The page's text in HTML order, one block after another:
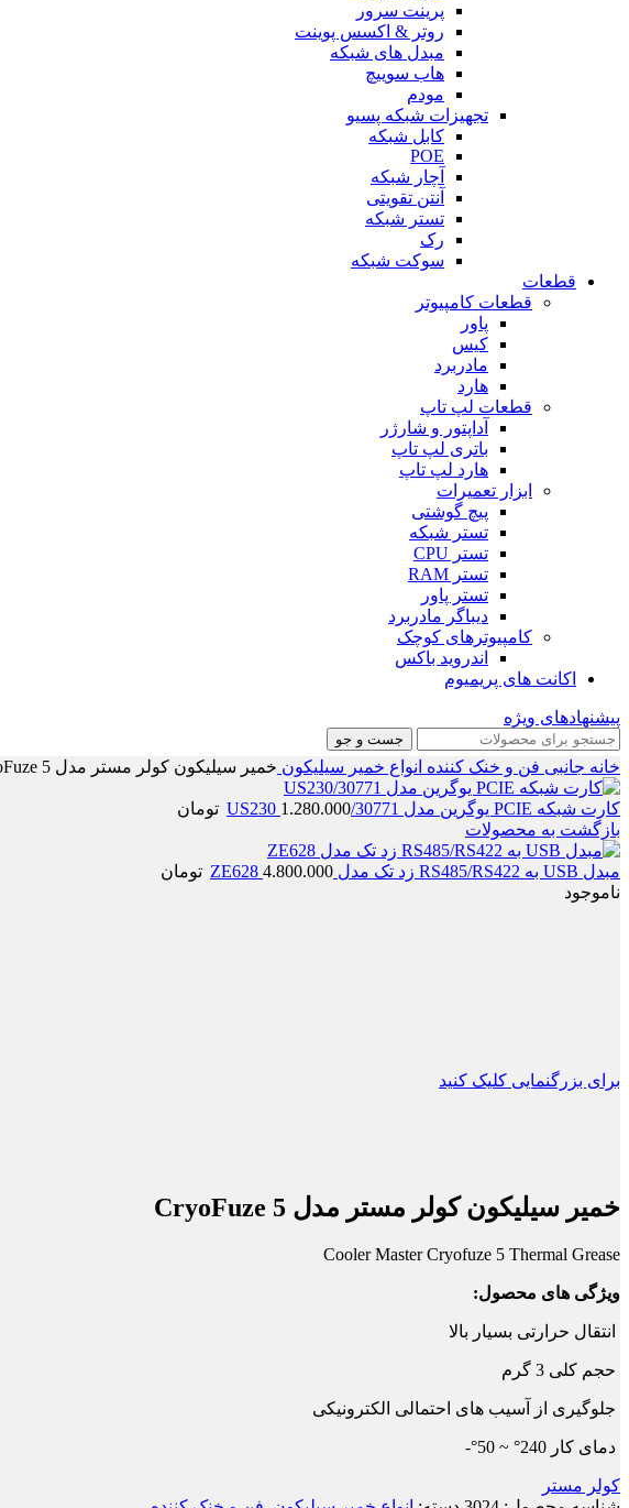
پرینت سرور
روتر & اکسس پوینت
مبدل های شبکه
هاب سوییچ
مودم
تجهیزات شبکه پسیو
کابل شبکه
POE
آچار شبکه
آنتن تقویتی
تستر شبکه
رک
سوکت شبکه
قطعات
قطعات کامپیوتر
پاور
کیس
مادربرد
هارد
قطعات لپ تاپ
آداپتور و شارژر
باتری لپ تاپ
هارد لپ تاپ
ابزار تعمیرات
پیچ گوشتی
تستر شبکه
تستر CPU
تستر RAM
تستر پاور
دیباگر مادربرد
کامپیوترهای کوچک
اندروید باکس
اکانت های پریمیوم
پیشنهادهای ویژه
جست و جو
خانه جانبی فن و خنک کننده انواع خمیر سیلیکون خمیر سیلیکون کولر مستر مدل CryoFuze 5
کارت شبکه PCIE یوگرین مدل 30771/US230 1.280.000
تومان
بازگشت به محصولات
مبدل USB به RS485/RS422 زد تک مدل ZE628 4.800.000
تومان
ناموجود
برای بزرگنمایی کلیک کنید
خمیر سیلیکون کولر مستر مدل CryoFuze 5
Cooler Master Cryofuze 5 Thermal Grease
ویژگی های محصول:
انتقال حرارتی بسیار بالا
حجم کلی 3 گرم
جلوگیری از آسیب های احتمالی الکترونیکی
دمای کار 240° ‍‍~ 50°-
کولر مستر